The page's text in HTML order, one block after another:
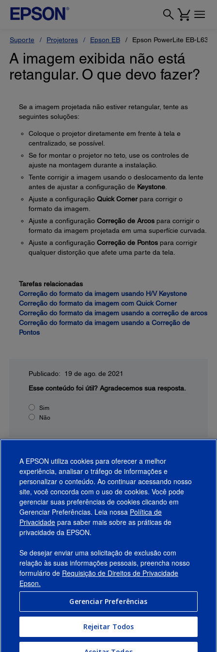
Suporte Projetores Epson EB Epson PowerLite EB-
A imagem exibida não está
retangular. O que devo fazer?
Se a imagem projetada não estiver retangular, tente as
seguintes soluções:
Coloque o projetor diretamente em frente à tela e
centralizado, se possível.
Se for montar o projetor no teto, use os controles de
ajuste na montagem durante a instalação.
Tente corrigir a imagem usando o deslocamento da lente
antes de ajustar a configuração de Keystone
Ajuste a configuração Quick Cornerpara corrigir o
formato da imagem.
Ajuste a configuração Correção de Arcos para corrigir o
formato da imagem projetada em uma superfície curvada.
Ajuste a configuração Correção de Pontos para corrigir
qualquer distorção que afete uma parte da tela.
Tarefas relacionadas
Correção do formato da imagem usando H/V Keystone
Correção do formato da imagem com Quick Corner
Correção do formato da imagem usando a correção de arcos
Correção do formato da imagem usando a Correção de
Pontos
Publicado: 19 de ago. de 2021
Esse conteúdo foi útil? Agradecemos sua resposta.
Sim
Não
Produtos
Suporte
Links Sugeridos
Empresa
Conecte-se com a Epson
Termos de Uso
A EPSON utiliza cookies para oferecer a melhor
experiência, analisar o tráfego de informações e
personalizar o conteúdo. Ao continuar acessando nosso
site, você concorda com o uso de cookies. Você pode
gerenciar suas preferências de cookies clicando em
Gerenciar Preferências. Leia nossa Política de
Privacidade para saber mais sobre as práticas de
privacidade da EPSON.
Se desejar enviar uma solicitação de exclusão com
relação às suas informações pessoais, preencha nosso
formulário de Requisição de Direitos de Privacidade
Epson.
Gerenciar Preferências
Rejeitar Todos